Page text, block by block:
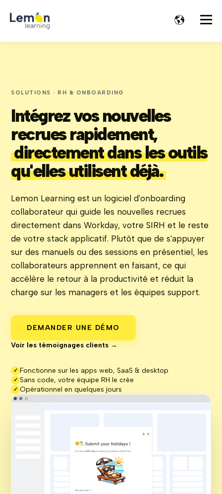
SOLUTIONS · RH & ONBOARDING
Intégrez vos nouvelles
recrues rapidement,
directement dans les outils
qu'elles utilisent déjà.
Lemon Learning est un logiciel d'onboarding
collaborateur qui guide les nouvelles recrues
directement dans Workday, votre SIRH et le reste
de votre stack applicatif. Plutôt que de s'appuyer
sur des manuels ou des sessions en présentiel, les
collaborateurs apprennent en faisant, ce qui
accélère le retour à la productivité et réduit la
charge sur les managers et les équipes support.
DEMANDER UNE DÉMO
Voir les témoignages clients →
✓ Fonctionne sur les apps web, SaaS & desktop
✓ Sans code, votre équipe RH le crée
✓ Opérationnel en quelques jours